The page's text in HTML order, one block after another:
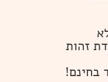
זהות
בחינם!